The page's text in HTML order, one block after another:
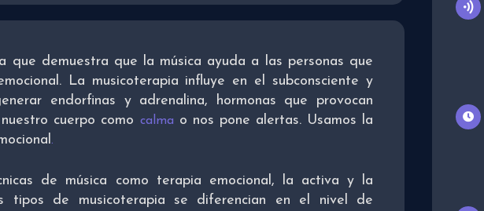
que demuestra que la música ayuda a las personas que
La musicoterapia influye en el subconsciente y
endorfinas y adrenalina, hormonas que provocan
cuerpo como calma o nos pone alertas. Usamos la
.
de música como terapia emocional, la activa y la
tipos de musicoterapia se diferencian en el nivel de